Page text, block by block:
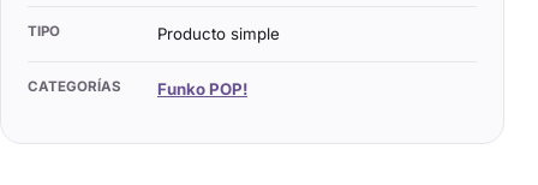
TIPO Producto simple
CATEGORÍAS Funko POP!